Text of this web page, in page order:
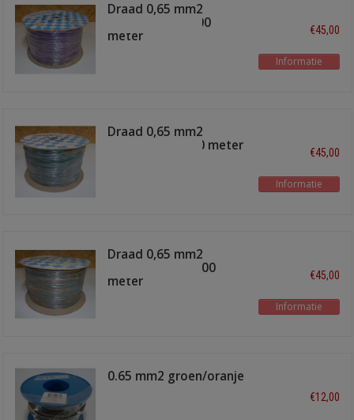
Draad 0,65 mm2
paars/zwart 1000
meter
€45,00
Informatie
Draad 0,65 mm2
groen/rose 1000 meter
€45,00
Informatie
Draad 0,65 mm2
groen/oranje 1000
meter
€45,00
Informatie
0.65 mm2 groen/oranje
€12,00